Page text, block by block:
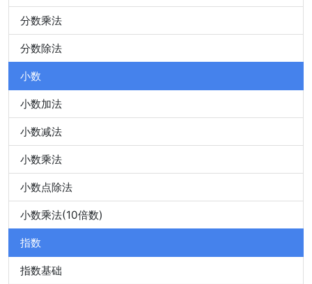
分数乘法
分数除法
小数
小数加法
小数减法
小数乘法
小数点除法
小数乘法(10倍数)
指数
指数基础